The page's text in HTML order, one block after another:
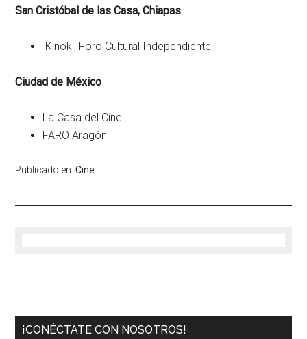
San Cristóbal de las Casa, Chiapas
Kinoki, Foro Cultural Independiente
Ciudad de México
La Casa del Cine
FARO Aragón
Publicado en:Cine
¡CONÉCTATE CON NOSOTROS!